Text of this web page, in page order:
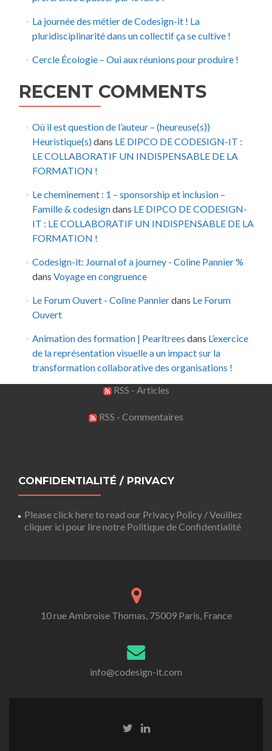
La journée des métier de Codesign-it ! La
pluridisciplinarité dans un collectif ça se cultive !
Cercle Écologie – Oui aux réunions pour produire !
RECENT COMMENTS
Où il est question de l’auteur – (heureuse(s))
Heuristique(s)dans LE DIPCO DE CODESIGN-IT :
LE COLLABORATIF UN INDISPENSABLE DE LA
FORMATION !
Le cheminement : 1 – sponsorship et inclusion –
Famille & codesigndans LE DIPCO DE CODESIGN-
IT : LE COLLABORATIF UN INDISPENSABLE DE LA
FORMATION !
Codesign-it: Journal of a journey - Coline Pannier %
dans Voyage en congruence
Le Forum Ouvert - Coline Pannierdans Le Forum
Ouvert
Animation des formation | Pearltrees dans L’exercice
de la représentation visuelle a un impact sur la
transformation collaborative des organisations !
RSS - Articles
RSS - Commentaires
CONFIDENTIALITÉ / PRIVACY
Please click here to read our Privacy Policy / Veuillez
cliquer ici pour lire notre Politique de Confidentialité
10 rue Ambroise Thomas, 75009 Paris, France
info@codesign-it.com